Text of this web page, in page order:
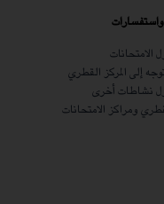
الامتحانات
إلى المركز القطري
نشاطات أخرى
ومراكز الامتحانات